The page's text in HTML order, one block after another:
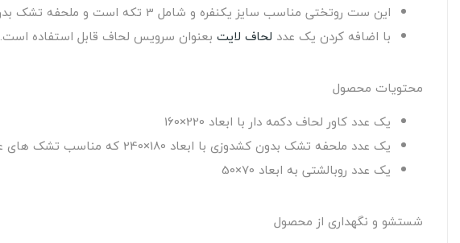
این ست روتختی مناسب سایز یکنفره و شامل 3 تکه است و ملحفه تشک بدون کشدوزی و مناسب تشک های عرض 90 و 120سانتی متر می باشد.
با اضافه کردن یک عدد لحاف لایت بعنوان سرویس لحاف قابل استفاده است.
محتویات محصول
یک عدد کاور لحاف دکمه دار با ابعاد 220×160
یک عدد ملحفه تشک بدون کشدوزی با ابعاد 180×240 که مناسب تشک های عرض 90 و 120سانتی متر با ارتفاع 30 سانتی متر
یک عدد روبالشتی به ابعاد 70×50
شستشو و نگهداری از محصول